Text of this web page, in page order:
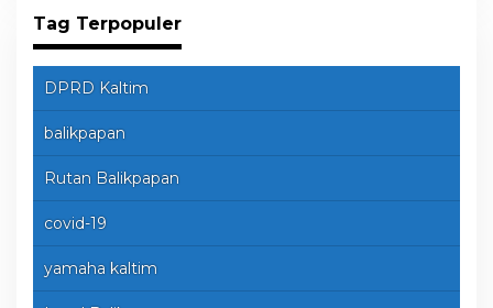
Tag Terpopuler
DPRD Kaltim
balikpapan
Rutan Balikpapan
covid-19
yamaha kaltim